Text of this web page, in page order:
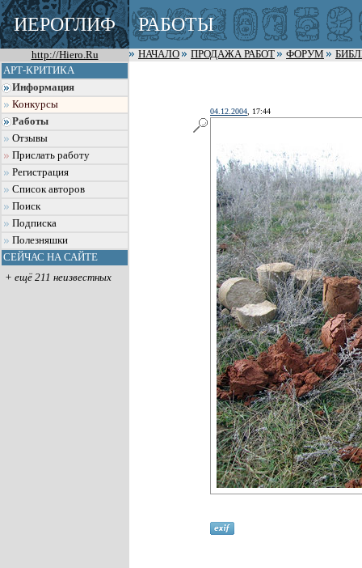
ИЕРОГЛИФ РАБОТЫ
http://Hiero.Ru НАЧАЛО ПРОДАЖА РАБОТ ФОРУМ
АРТ-КРИТИКА
Информация
Конкурсы
Работы
Отзывы
Прислать работу
Регистрация
Список авторов
Поиск
Подписка
Полезняшки
СЕЙЧАС НА САЙТЕ
+ ещё 211 неизвестных
04.12.2004 , 17:44